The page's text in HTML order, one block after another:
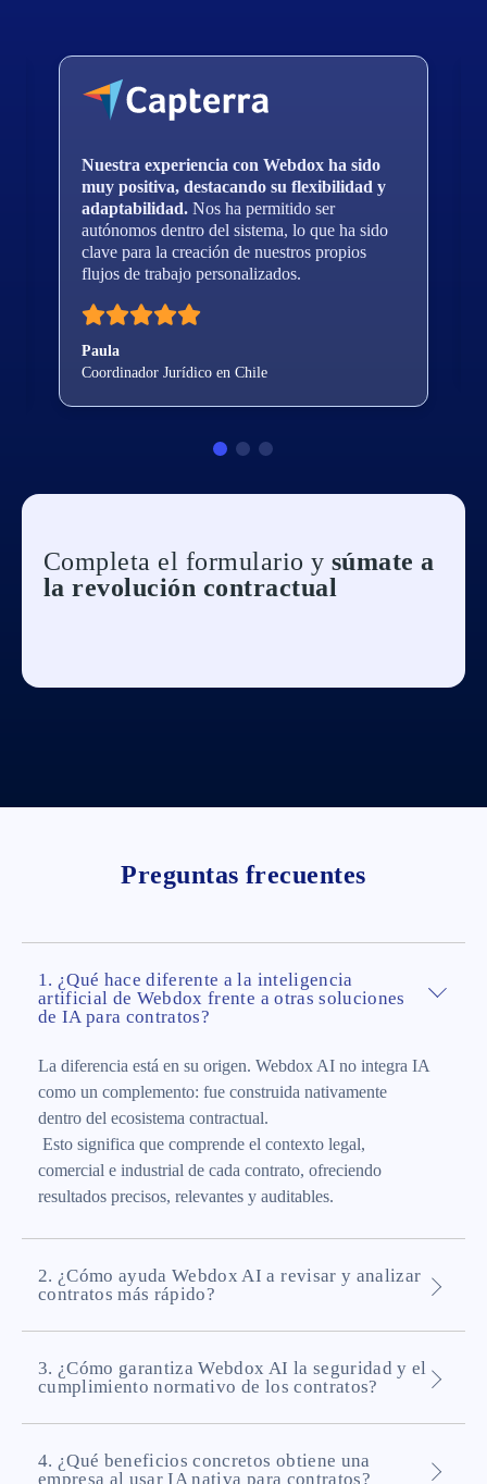
Nuestra experiencia con Webdox ha sido
muy positiva, destacando su flexibilidad y
adaptabilidad. Nos ha permitido ser
autónomos dentro del sistema, lo que ha sido
clave para la creación de nuestros propios
flujos de trabajo personalizados.
Paula
Coordinador Jurídico en Chile
Completa el formulario y súmate a
la revolución contractual
Preguntas frecuentes
1. ¿Qué hace diferente a la inteligencia
artificial de Webdox frente a otras soluciones
de IA para contratos?
La diferencia está en su origen. Webdox AI no integra IA
como un complemento: fue construida nativamente
dentro del ecosistema contractual.
Esto significa que comprende el contexto legal,
comercial e industrial de cada contrato, ofreciendo
resultados precisos, relevantes y auditables.
2. ¿Cómo ayuda Webdox AI a revisar y analizar
contratos más rápido?
3. ¿Cómo garantiza Webdox AI la seguridad y el
cumplimiento normativo de los contratos?
4. ¿Qué beneficios concretos obtiene una
empresa al usar IA nativa para contratos?